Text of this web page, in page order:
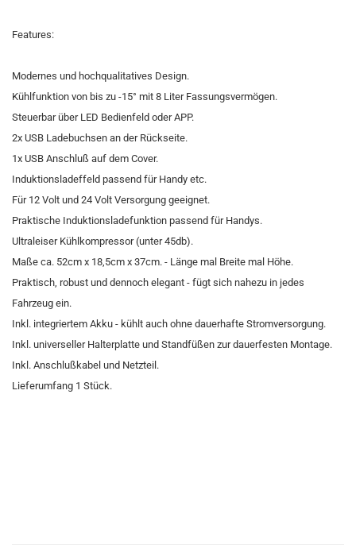
Features:
Modernes und hochqualitatives Design.
Kühlfunktion von bis zu -15° mit 8 Liter Fassungsvermögen.
Steuerbar über LED Bedienfeld oder APP.
2x USB Ladebuchsen an der Rückseite.
1x USB Anschluß auf dem Cover.
Induktionsladeffeld passend für Handy etc.
Für 12 Volt und 24 Volt Versorgung geeignet.
Praktische Induktionsladefunktion passend für Handys.
Ultraleiser Kühlkompressor (unter 45db).
Maße ca. 52cm x 18,5cm x 37cm. - Länge mal Breite mal Höhe.
Praktisch, robust und dennoch elegant - fügt sich nahezu in jedes
Fahrzeug ein.
Inkl. integriertem Akku - kühlt auch ohne dauerhafte Stromversorgung.
Inkl. universeller Halterplatte und Standfüßen zur dauerfesten Montage.
Inkl. Anschlußkabel und Netzteil.
Lieferumfang 1 Stück.